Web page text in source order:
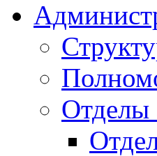
Отделы